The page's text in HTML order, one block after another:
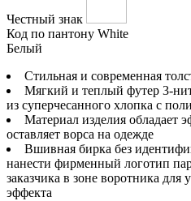
Честный знак
Код по пантону White
Белый
Стильная и современная
Мягкий и теплый футер 3-
из суперчесанного хлопка с
Материал изделия обладает
оставляет ворса на одежде
Вшивная бирка без
нанести фирменный логотип
заказчика в зоне воротника для
эффекта